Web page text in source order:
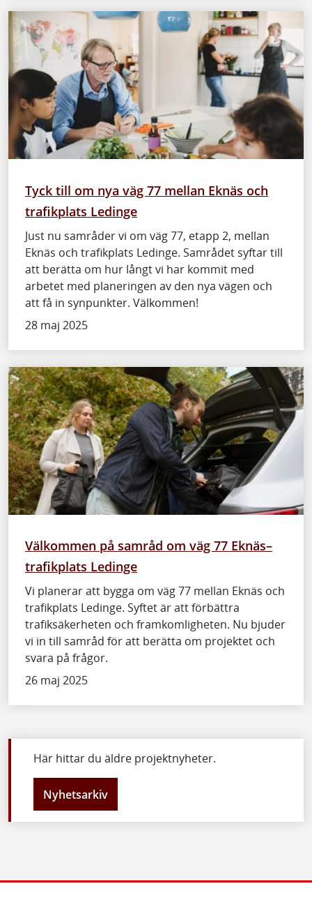
Tyck till om nya väg 77 mellan Eknäs och
trafikplats Ledinge
Just nu samråder vi om väg 77, etapp 2, mellan
Eknäs och trafikplats Ledinge. Samrådet syftar till
att berätta om hur långt vi har kommit med
arbetet med planeringen av den nya vägen och
att få in synpunkter. Välkommen!
28 maj 2025
Välkommen på samråd om väg 77 Eknäs–
trafikplats Ledinge
Vi planerar att bygga om väg 77 mellan Eknäs och
trafikplats Ledinge. Syftet är att förbättra
trafiksäkerheten och framkomligheten. Nu bjuder
vi in till samråd för att berätta om projektet och
svara på frågor.
26 maj 2025
Här hittar du äldre projektnyheter.
Nyhetsarkiv